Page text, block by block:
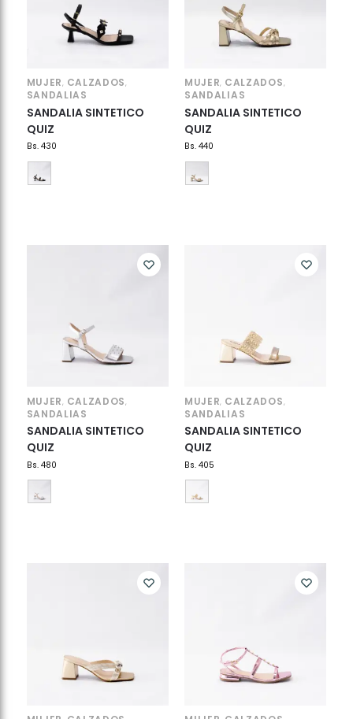
MUJER, CALZADOS,
SANDALIAS
SANDALIA SINTETICO
QUIZ
Bs.430
MUJER, CALZADOS,
SANDALIAS
SANDALIA SINTETICO
QUIZ
Bs.440
MUJER, CALZADOS,
SANDALIAS
SANDALIA SINTETICO
QUIZ
Bs.480
MUJER, CALZADOS,
SANDALIAS
SANDALIA SINTETICO
QUIZ
Bs.405